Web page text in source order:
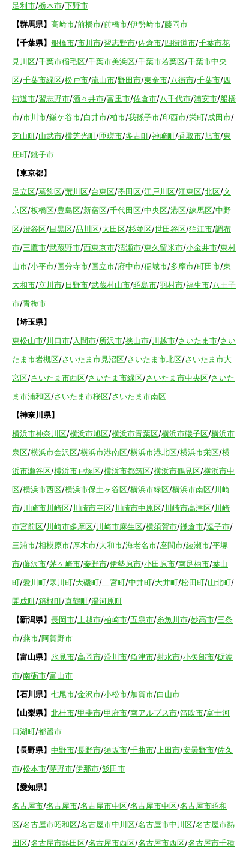
足利市/栃木市/下野市
【群馬県】 高崎市/前橋市/前橋市/伊勢崎市/藤岡市
【千葉県】 船橋市/市川市/習志野市/佐倉市/四街道市/千葉市花
見川区/千葉市稲毛区/千葉市美浜区/千葉市若葉区/千葉市中央
区/千葉市緑区/松戸市/流山市/野田市/東金市/八街市/千葉市/四
街道市/習志野市/酒々井市/富里市/佐倉市/八千代市/浦安市/船橋
市/市川市/鎌ケ谷市/白井市/柏市/我孫子市/印西市/栄町/成田市/
芝山町/山武市/横芝光町/匝瑳市/多古町/神崎町/香取市/旭市/東
庄町/銚子市
【東京都】
足立区/葛飾区/荒川区/台東区/墨田区/江戸川区/江東区/北区/文
京区/板橋区/豊島区/新宿区/千代田区/中央区/港区/練馬区/中野
区/渋谷区/目黒区/品川区/大田区/杉並区/世田谷区/狛江市/調布
市/三鷹市/武蔵野市/西東京市/清瀬市/東久留米市/小金井市/東村
山市/小平市/国分寺市/国立市/府中市/稲城市/多摩市/町田市/東
大和市/立川市/日野市/武蔵村山市/昭島市/羽村市/福生市/八王子
市/青梅市
【埼玉県】
東松山市/川口市/入間市/所沢市/挟山市/川越市/さいたま市/さい
たま市岩槻区/さいたま市見沼区/さいたま市北区/さいたま市大
宮区/さいたま市西区/さいたま市緑区/さいたま市中央区/さいた
ま市浦和区/さいたま市桜区/さいたま市南区
【神奈川県】
横浜市神奈川区/横浜市旭区/横浜市青葉区/横浜市磯子区/横浜市
泉区/横浜市金沢区/横浜市港南区/横浜市港北区/横浜市栄区/横
浜市瀬谷区/横浜市戸塚区/横浜市都筑区/横浜市鶴見区/横浜市中
区/横浜市西区/横浜市保土ヶ谷区/横浜市緑区/横浜市南区/川崎
市/川崎市川崎区/川崎市幸区/川崎市中原区/川崎市高津区/川崎
市宮前区/川崎市多摩区/川崎市麻生区/横須賀市/鎌倉市/逗子市/
三浦市/相模原市/厚木市/大和市/海老名市/座間市/綾瀬市/平塚
市/藤沢市/茅ヶ崎市/秦野市/伊勢原市/小田原市/南足柄市/葉山
町/愛川町/寒川町/大磯町/二宮町/中井町/大井町/松田町/山北町/
開成町/箱根町/真鶴町/湯河原町
【新潟県】 長岡市/ 上越市/柏崎市/五泉市/糸魚川市/妙高市/三条
市/燕市/阿賀野市
【富山県】 氷見市/高岡市/滑川市/魚津市/射水市/小矢部市/砺波
市/南砺市/富山市
【石川県】 七尾市/金沢市/小松市/加賀市/白山市
【山梨県】 北杜市/甲斐市/甲府市/南アルプス市/笛吹市/富士河
口湖町/都留市
【長野県】 中野市/長野市/須坂市/千曲市/ 上田市/安曇野市/佐久
市/松本市/茅野市/伊那市/飯田市
【愛知県】
名古屋市/名古屋市/名古屋市中区/名古屋市中区/名古屋市昭和
区/名古屋市昭和区/名古屋市中川区/名古屋市中川区/名古屋市熱
田区/名古屋市熱田区/名古屋市西区/名古屋市西区/名古屋市千種